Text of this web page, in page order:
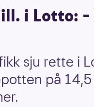
i Lotto:
sju rette i
på